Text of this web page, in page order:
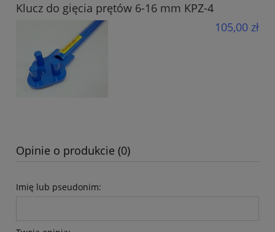
Klucz do gięcia prętów 6-16 mm KPZ-4
105,00 zł
Opinie o produkcie (0)
Imię lub pseudonim: